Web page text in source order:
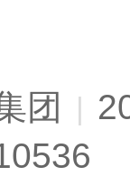
团 |